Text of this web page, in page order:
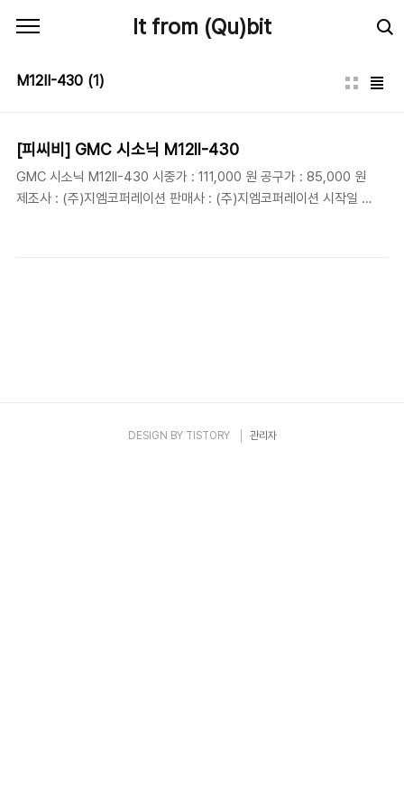
It from (Qu)bit
M12II-430 (1)
[피씨비] GMC 시소닉 M12II-430
GMC 시소닉 M12II-430 시중가 : 111,000 원 공구가 : 85,000 원
제조사 : (주)지엠코퍼레이션 판매사 : (주)지엠코퍼레이션 시작일 :
DESIGN BY TISTORY 관리자